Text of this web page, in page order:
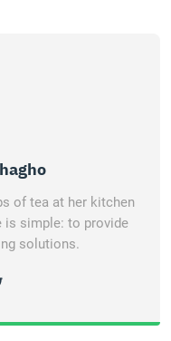
of tea at her kitchen
is simple: to provide
solutions.